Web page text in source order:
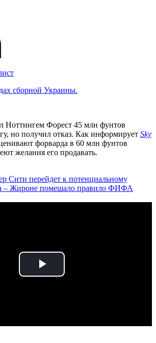
сборной Украины.
Ноттингем Форест 45 млн фунтов
но получил отказ. Как информирует Sky
форварда в 60 млн фунтов
желания его продавать.
Сити перейдет к потенциальному
– Жироне помешало правило ФИФА
Play